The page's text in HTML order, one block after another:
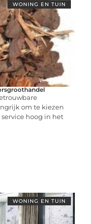
WONING EN TUIN
om te kiezen
hoog in het
WONING EN TUIN